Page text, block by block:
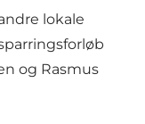
lokale
og Rasmus